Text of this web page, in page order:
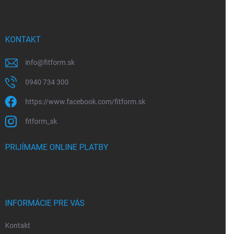
KONTAKT
info@fitform.sk
0940 734 300
https://www.facebook.com/fitform.sk
fitform_sk
PRIJÍMAME ONLINE PLATBY
INFORMÁCIE PRE VÁS
Kontakt